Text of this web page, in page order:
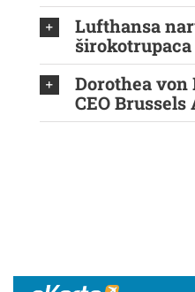
Lufthansa
širokotrupaca
Dorothea
CEO